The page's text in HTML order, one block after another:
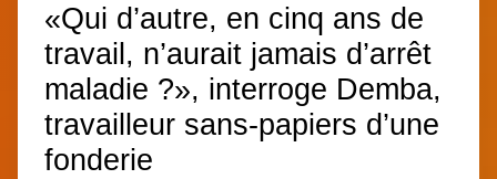
«Qui d’autre, en cinq ans de
travail, n’aurait jamais d’arrêt
maladie ?», interroge Demba,
travailleur sans-papiers d’une
fonderie